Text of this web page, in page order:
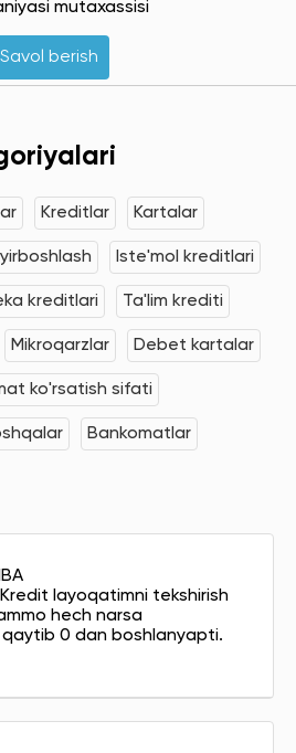
mutaxassisi
Savol berish
Kreditlar Kartalar
Iste'mol kreditlari
kreditlari Ta'lim krediti
Mikroqarzlar Debet kartalar
ko'rsatish sifati
Bankomatlar
layoqatimni tekshirish
hech narsa
qaytib 0 dan boshlanyapti.